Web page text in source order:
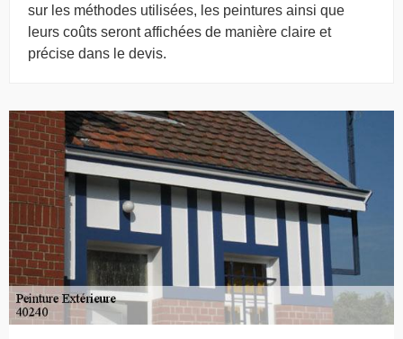
sur les méthodes utilisées, les peintures ainsi que
leurs coûts seront affichées de manière claire et
précise dans le devis.